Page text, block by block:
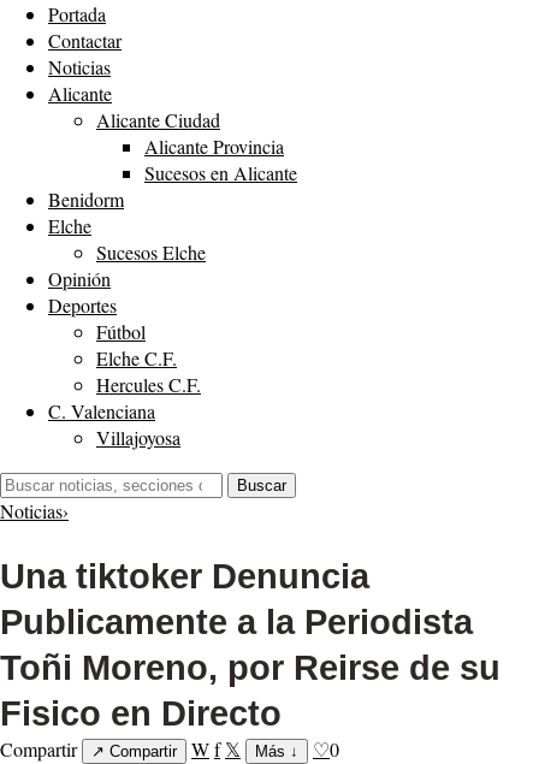
Portada
Contactar
Noticias
Alicante
Alicante Ciudad
Alicante Provincia
Sucesos en Alicante
Benidorm
Elche
Sucesos Elche
Opinión
Deportes
Fútbol
Elche C.F.
Hercules C.F.
C. Valenciana
Villajoyosa
Buscar:
Buscar
Noticias›
Una tiktoker Denuncia
Publicamente a la Periodista
Toñi Moreno, por Reirse de su
Fisico en Directo
Compartir ↗ Compartir Wf 𝕏 Más ↓ ♡0